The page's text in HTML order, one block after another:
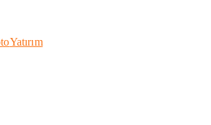
Yatırım